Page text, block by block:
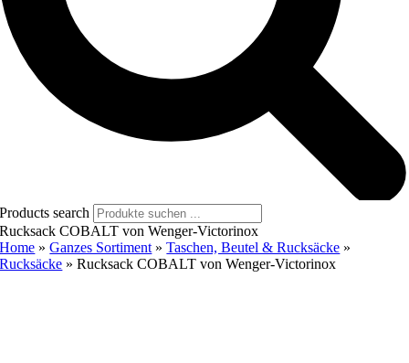
Products search
Rucksack COBALT von Wenger-Victorinox
Home »Ganzes Sortiment »Taschen, Beutel & Rucksäcke »
Rucksäcke »Rucksack COBALT von Wenger-Victorinox